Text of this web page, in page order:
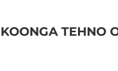
KOONGA TEHNO